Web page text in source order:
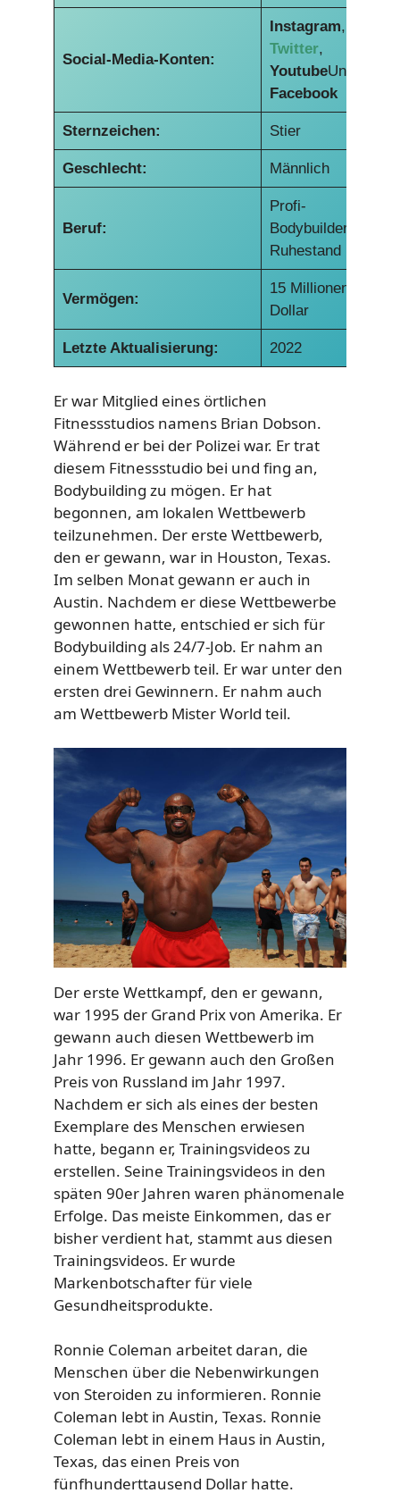
Social-Media-Konten:
Instagram,
Twitter,
YoutubeUnd
Facebook
Sternzeichen: Stier
Geschlecht: Männlich
Beruf:
Profi-
Bodybuilder im
Ruhestand
Vermögen:
15 Millionen
Dollar
Letzte Aktualisierung: 2022
Er war Mitglied eines örtlichen
Fitnessstudios namens Brian Dobson.
Während er bei der Polizei war. Er trat
diesem Fitnessstudio bei und fing an,
Bodybuilding zu mögen. Er hat
begonnen, am lokalen Wettbewerb
teilzunehmen. Der erste Wettbewerb,
den er gewann, war in Houston, Texas.
Im selben Monat gewann er auch in
Austin. Nachdem er diese Wettbewerbe
gewonnen hatte, entschied er sich für
Bodybuilding als 24/7-Job. Er nahm an
einem Wettbewerb teil. Er war unter den
ersten drei Gewinnern. Er nahm auch
am Wettbewerb Mister World teil.
Der erste Wettkampf, den er gewann,
war 1995 der Grand Prix von Amerika. Er
gewann auch diesen Wettbewerb im
Jahr 1996. Er gewann auch den Großen
Preis von Russland im Jahr 1997.
Nachdem er sich als eines der besten
Exemplare des Menschen erwiesen
hatte, begann er, Trainingsvideos zu
erstellen. Seine Trainingsvideos in den
späten 90er Jahren waren phänomenale
Erfolge. Das meiste Einkommen, das er
bisher verdient hat, stammt aus diesen
Trainingsvideos. Er wurde
Markenbotschafter für viele
Gesundheitsprodukte.
Ronnie Coleman arbeitet daran, die
Menschen über die Nebenwirkungen
von Steroiden zu informieren. Ronnie
Coleman lebt in Austin, Texas. Ronnie
Coleman lebt in einem Haus in Austin,
Texas, das einen Preis von
fünfhunderttausend Dollar hatte.